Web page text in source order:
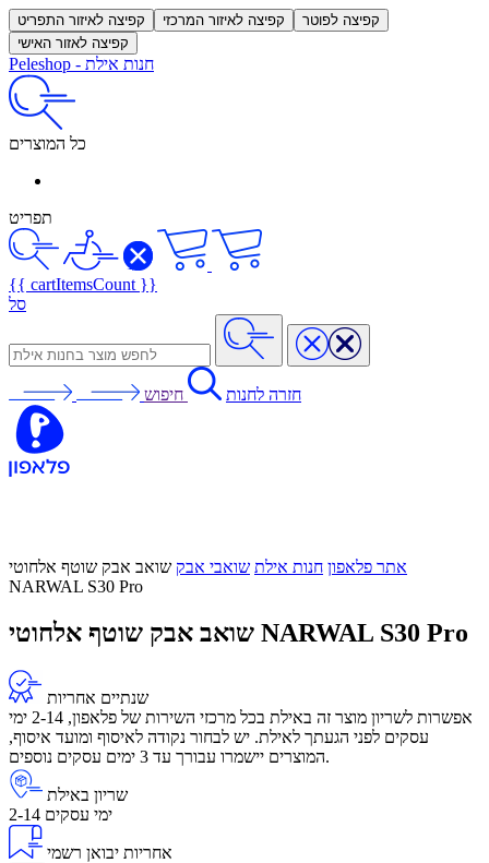
קפיצה לאיזור התפריט קפיצה לאיזור המרכזי
קפיצה לפוטר
קפיצה לאזור האישי
Peleshop - חנות אילת
כל המוצרים
תפריט
{{ cartItemsCount }}
סל
חזרה לחנות חיפוש
אתר פלאפון חנות אילת שואבי אבק שואב אבק שוטף אלחוטי
NARWAL S30 Pro
שואב אבק שוטף אלחוטי NARWAL S30 Pro
שנתיים אחריות
אפשרות לשריון מוצר זה באילת בכל מרכזי השירות של פלאפון, 2-14 ימי
עסקים לפני הגעתך לאילת. יש לבחור נקודה לאיסוף ומועד איסוף,
המוצרים יישמרו עבורך עד 3 ימים עסקים נוספים.
שריון באילת
2-14 ימי עסקים
אחריות יבואן רשמי